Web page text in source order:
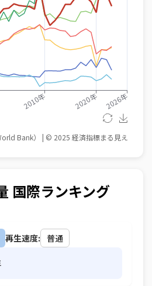
国際ランキング
再生速度: